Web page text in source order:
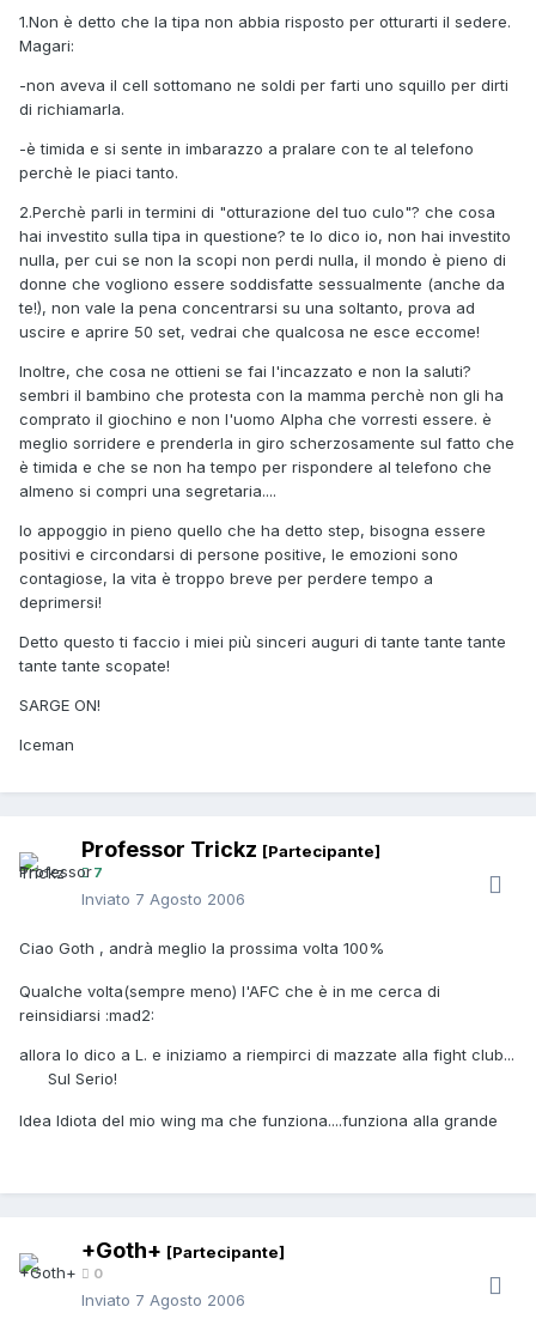
1.Non è detto che la tipa non abbia risposto per otturarti il sedere.
Magari:
-non aveva il cell sottomano ne soldi per farti uno squillo per dirti
di richiamarla.
-è timida e si sente in imbarazzo a pralare con te al telefono
perchè le piaci tanto.
2.Perchè parli in termini di "otturazione del tuo culo"? che cosa
hai investito sulla tipa in questione? te lo dico io, non hai investito
nulla, per cui se non la scopi non perdi nulla, il mondo è pieno di
donne che vogliono essere soddisfatte sessualmente (anche da
te!), non vale la pena concentrarsi su una soltanto, prova ad
uscire e aprire 50 set, vedrai che qualcosa ne esce eccome!
Inoltre, che cosa ne ottieni se fai l'incazzato e non la saluti?
sembri il bambino che protesta con la mamma perchè non gli ha
comprato il giochino e non l'uomo Alpha che vorresti essere. è
meglio sorridere e prenderla in giro scherzosamente sul fatto che
è timida e che se non ha tempo per rispondere al telefono che
almeno si compri una segretaria....
Io appoggio in pieno quello che ha detto step, bisogna essere
positivi e circondarsi di persone positive, le emozioni sono
contagiose, la vita è troppo breve per perdere tempo a
deprimersi!
Detto questo ti faccio i miei più sinceri auguri di tante tante tante
tante tante scopate!
SARGE ON!
Iceman
Professor Trickz [Partecipante]
7
Inviato 7 Agosto 2006
Ciao Goth , andrà meglio la prossima volta 100%
Qualche volta(sempre meno) l'AFC che è in me cerca di
reinsidiarsi :mad2:
allora lo dico a L. e iniziamo a riempirci di mazzate alla fight club...
Sul Serio!
Idea Idiota del mio wing ma che funziona....funziona alla grande
+Goth+ [Partecipante]
0
Inviato 7 Agosto 2006